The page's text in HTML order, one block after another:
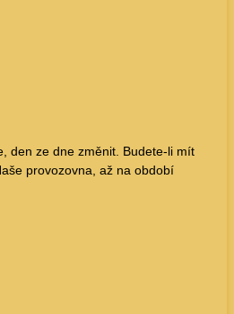
den ze dne změnit. Budete-li mít
provozovna, až na období